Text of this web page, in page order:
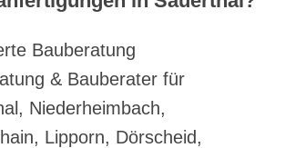
Bauberatung
& Bauberater für
Niederheimbach,
Lipporn, Dörscheid,